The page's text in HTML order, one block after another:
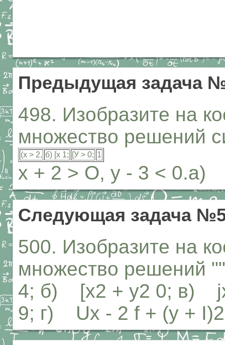
Предыдущая задача
498. Изобразите на
множество решений
(х > 2, б) [х 1; [У > 0; 1
х + 2 > О, у - 3 < 0.а)
Следующая задача
500. Изобразите на
множество решений
4; б) [х2 + у2 0; в)
9; г) Ux - 2 f + (у +